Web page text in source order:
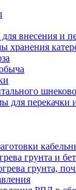
внесения и
хранения
для перекачки
грунта и
грунта,